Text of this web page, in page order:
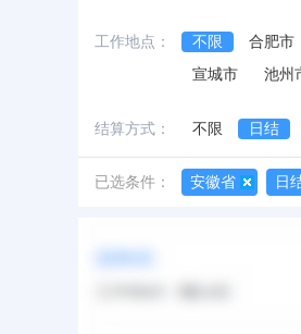
工作地点： 不限 合肥市
宣城市
池州
结算方式： 不限 日结
已选条件： 安徽省 日